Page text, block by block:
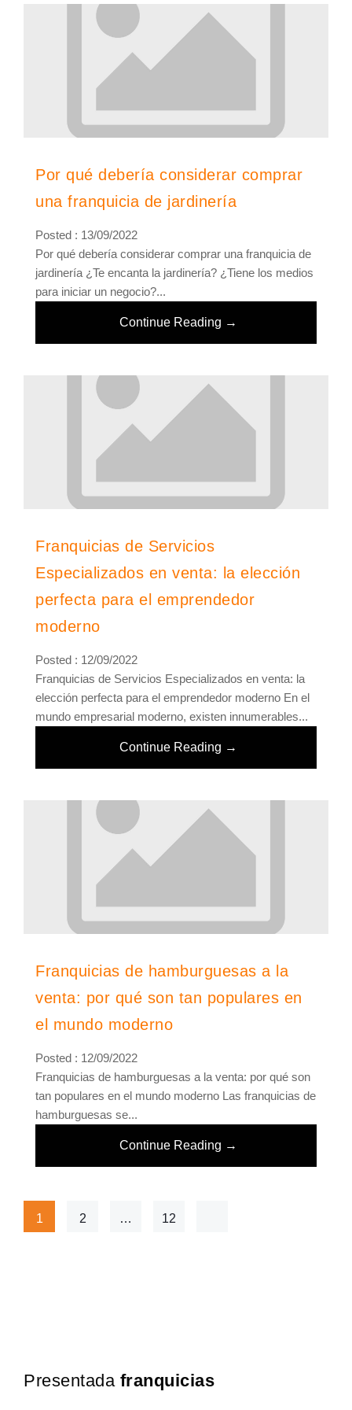
Por qué debería considerar comprar
una franquicia de jardinería
Posted : 13/09/2022
Por qué debería considerar comprar una franquicia de
jardinería ¿Te encanta la jardinería? ¿Tiene los medios
para iniciar un negocio?...
Continue Reading →
Franquicias de Servicios
Especializados en venta: la elección
perfecta para el emprendedor
moderno
Posted : 12/09/2022
Franquicias de Servicios Especializados en venta: la
elección perfecta para el emprendedor moderno En el
mundo empresarial moderno, existen innumerables...
Continue Reading →
Franquicias de hamburguesas a la
venta: por qué son tan populares en
el mundo moderno
Posted : 12/09/2022
Franquicias de hamburguesas a la venta: por qué son
tan populares en el mundo moderno Las franquicias de
hamburguesas se...
Continue Reading →
1 2 … 12
Presentada franquicias